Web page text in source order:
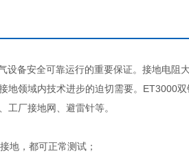
备安全可靠运行的重要保证。接地电阻
地领域内技术进步的迫切需要。ET3000
工厂接地网、避雷针等。
地，都可正常测试；